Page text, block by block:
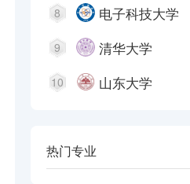
8 电子科技大学
9 清华大学
10 山东大学
热门专业